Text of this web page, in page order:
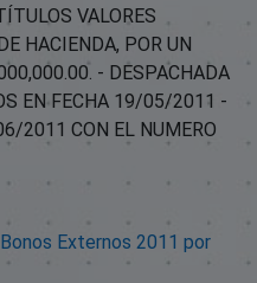
VALORES
HACIENDA, POR UN
- DESPACHADA
EN FECHA 19/05/2011 -
2011 CON EL NUMERO
Externos 2011 por